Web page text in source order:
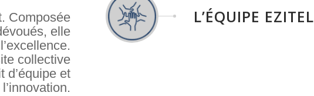
Composée
elle
collective
d’équipe et
l’innovation.
L’ÉQUIPE EZITEL